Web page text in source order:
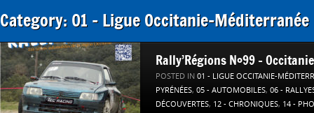
Category: 01 – Ligue Occitanie-Méditerranée
Rally’Régions N°99 –
POSTED IN 01 - LIGUE OCCITANIE-
PYRÉNÉES, 05 - AUTOMOBILES, 06 -
DÉCOUVERTES, 12 - CHRONIQUES, 14 -